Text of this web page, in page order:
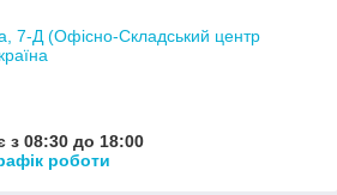
7-Д (Офісно-Складський центр
з 08:30 до 18:00
роботи